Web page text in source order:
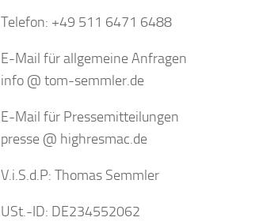
Telefon: +49 511 6471 6488
E-Mail für allgemeine Anfragen
info @ tom-semmler.de
E-Mail für Pressemitteilungen
presse @ highresmac.de
V.i.S.d.P: Thomas Semmler
USt.-ID: DE234552062